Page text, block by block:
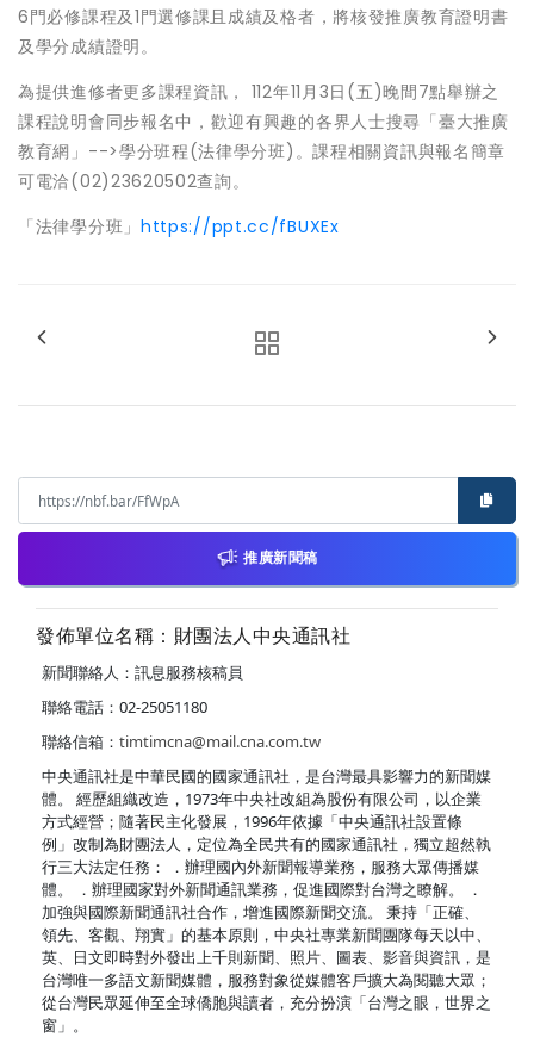
6門必修課程及1門選修課且成績及格者，將核發推廣教育證明書
及學分成績證明。
為提供進修者更多課程資訊， 112年11月3日(五)晚間7點舉辦之
課程說明會同步報名中，歡迎有興趣的各界人士搜尋「臺大推廣
教育網」-->學分班程(法律學分班)。課程相關資訊與報名簡章
可電洽(02)23620502查詢。
「法律學分班」 https://ppt.cc/fBUXEx
推廣新聞稿
發佈單位名稱：財團法人中央通訊社
新聞聯絡人：訊息服務核稿員
聯絡電話：02-25051180
聯絡信箱： timtimcna@mail.cna.com.tw
中央通訊社是中華民國的國家通訊社，是台灣最具影響力的新聞媒
體。 經歷組織改造，1973年中央社改組為股份有限公司，以企業
方式經營；隨著民主化發展，1996年依據「中央通訊社設置條
例」改制為財團法人，定位為全民共有的國家通訊社，獨立超然執
行三大法定任務： ．辦理國內外新聞報導業務，服務大眾傳播媒
體。 ．辦理國家對外新聞通訊業務，促進國際對台灣之瞭解。 ．
加強與國際新聞通訊社合作，增進國際新聞交流。 秉持「正確、
領先、客觀、翔實」的基本原則，中央社專業新聞團隊每天以中、
英、日文即時對外發出上千則新聞、照片、圖表、影音與資訊，是
台灣唯一多語文新聞媒體，服務對象從媒體客戶擴大為閱聽大眾；
從台灣民眾延伸至全球僑胞與讀者，充分扮演「台灣之眼，世界之
窗」。